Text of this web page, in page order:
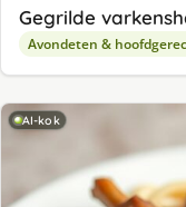
Gegrilde
Avondeten &
AI-kok